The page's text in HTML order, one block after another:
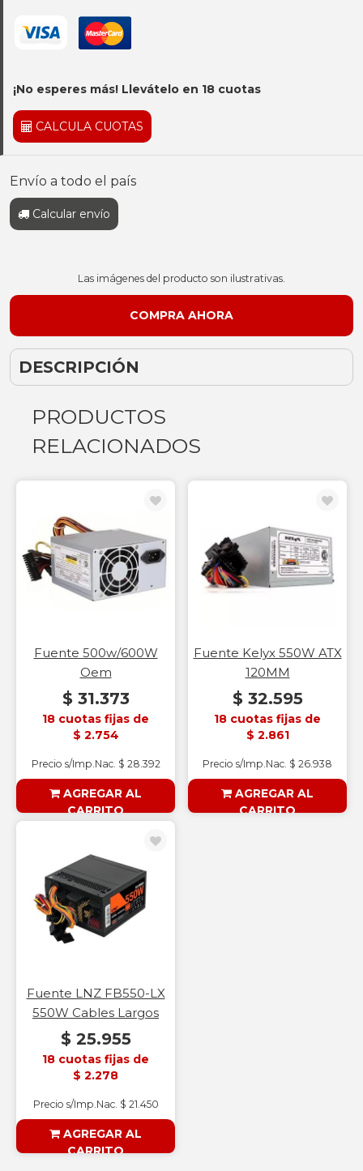
¡No esperes más! Llevátelo en 18 cuotas
CALCULA CUOTAS
Envío a todo el país
Calcular envío
Las imágenes del producto son ilustrativas.
DESCRIPCIÓN
PRODUCTOS
RELACIONADOS
Fuente 500w/600W
Oem
$ 31.373
18 cuotas fijas de
$ 2.754
Precio s/Imp.Nac. $ 28.392
AGREGAR AL
CARRITO
Fuente Kelyx 550W ATX
120MM
$ 32.595
18 cuotas fijas de
$ 2.861
Precio s/Imp.Nac. $ 26.938
AGREGAR AL
CARRITO
Fuente LNZ FB550-LX
550W Cables Largos
$ 25.955
18 cuotas fijas de
$ 2.278
Precio s/Imp.Nac. $ 21.450
AGREGAR AL
CARRITO